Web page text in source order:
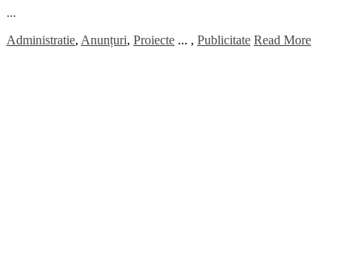
...
Administratie, Anunțuri, Proiecte ... , Publicitate Read More